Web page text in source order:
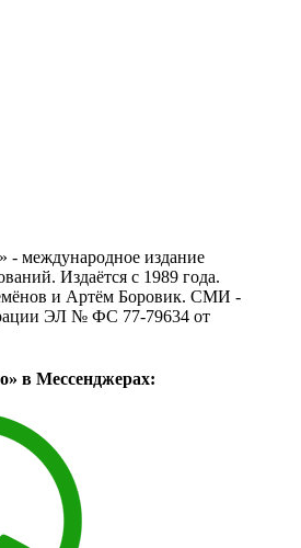
- международное издание
Издаётся с 1989 года.
и Артём Боровик. CМИ -
ЭЛ № ФС 77-79634 от
в Мессенджерах: